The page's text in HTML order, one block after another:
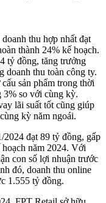
thu hợp nhất đạt
thành 24% kế hoạch.
tỷ đồng, tăng trưởng
doanh thu toàn công ty.
sản phẩm trong thời
3% so với cùng kỳ.
lãi suất tốt cũng giúp
kỳ năm ngoái.
đạt 89 tỷ đồng, gấp
năm 2024. Với
con số lợi nhuận trước
đó, doanh thu online
1.555 tỷ đồng.